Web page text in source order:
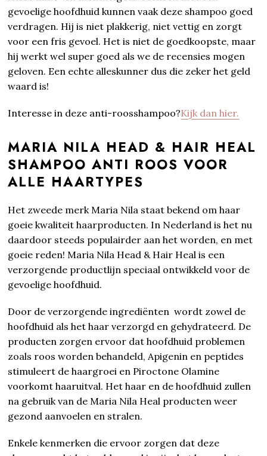
gevoelige hoofdhuid kunnen vaak deze shampoo goed
verdragen. Hij is niet plakkerig, niet vettig en zorgt
voor een fris gevoel. Het is niet de goedkoopste, maar
hij werkt wel super goed als we de recensies mogen
geloven. Een echte alleskunner dus die zeker het geld
waard is!
Interesse in deze anti-roosshampoo?Kijk dan hier.
MARIA NILA HEAD & HAIR HEAL
SHAMPOO ANTI ROOS VOOR
ALLE HAARTYPES
Het zweede merk Maria Nila staat bekend om haar
goeie kwaliteit haarproducten. In Nederland is het nu
daardoor steeds populairder aan het worden, en met
goeie reden! Maria Nila Head & Hair Heal is een
verzorgende productlijn speciaal ontwikkeld voor de
gevoelige hoofdhuid.
Door de verzorgende ingrediënten wordt zowel de
hoofdhuid als het haar verzorgd en gehydrateerd. De
producten zorgen ervoor dat hoofdhuid problemen
zoals roos worden behandeld, Apigenin en peptides
stimuleert de haargroei en Piroctone Olamine
voorkomt haaruitval. Het haar en de hoofdhuid zullen
na gebruik van de Maria Nila Heal producten weer
gezond aanvoelen en stralen.
Enkele kenmerken die ervoor zorgen dat deze